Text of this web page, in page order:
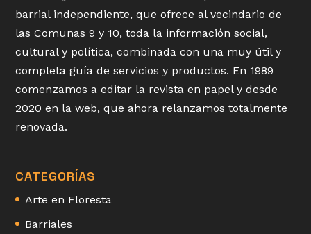
barrial independiente, que ofrece al vecindario de
las Comunas 9 y 10, toda la información social,
cultural y política, combinada con una muy útil y
completa guía de servicios y productos. En 1989
comenzamos a editar la revista en papel y desde
2020 en la web, que ahora relanzamos totalmente
renovada.
CATEGORÍAS
Arte en Floresta
Barriales